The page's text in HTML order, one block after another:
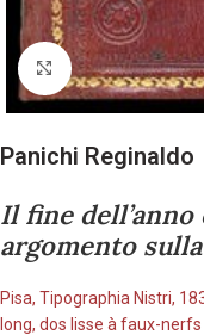
Cliquez pour
Panichi Reginaldo
Il fine
argomento
Pisa, Tipographia Nistri,
long, dos lisse à faux-